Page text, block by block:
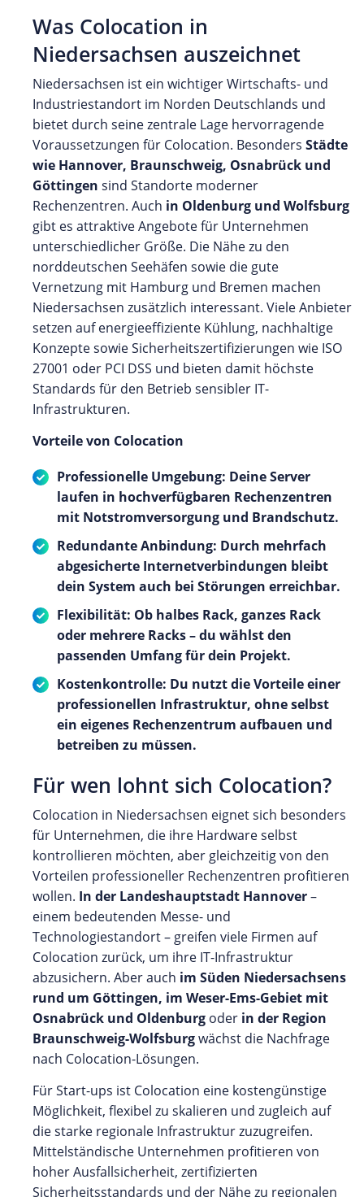
Was Colocation in
Niedersachsen auszeichnet
Niedersachsen ist ein wichtiger Wirtschafts- und
Industriestandort im Norden Deutschlands und
bietet durch seine zentrale Lage hervorragende
Voraussetzungen für Colocation. Besonders Städte
wie Hannover, Braunschweig, Osnabrück und
Göttingen sind Standorte moderner
Rechenzentren. Auch in Oldenburg und Wolfsburg
gibt es attraktive Angebote für Unternehmen
unterschiedlicher Größe. Die Nähe zu den
norddeutschen Seehäfen sowie die gute
Vernetzung mit Hamburg und Bremen machen
Niedersachsen zusätzlich interessant. Viele Anbieter
setzen auf energieeffiziente Kühlung, nachhaltige
Konzepte sowie Sicherheitszertifizierungen wie ISO
27001 oder PCI DSS und bieten damit höchste
Standards für den Betrieb sensibler IT-
Infrastrukturen.
Vorteile von Colocation
Professionelle Umgebung: Deine Server
laufen in hochverfügbaren Rechenzentren
mit Notstromversorgung und Brandschutz.
Redundante Anbindung: Durch mehrfach
abgesicherte Internetverbindungen bleibt
dein System auch bei Störungen erreichbar.
Flexibilität: Ob halbes Rack, ganzes Rack
oder mehrere Racks – du wählst den
passenden Umfang für dein Projekt.
Kostenkontrolle: Du nutzt die Vorteile einer
professionellen Infrastruktur, ohne selbst
ein eigenes Rechenzentrum aufbauen und
betreiben zu müssen.
Für wen lohnt sich Colocation?
Colocation in Niedersachsen eignet sich besonders
für Unternehmen, die ihre Hardware selbst
kontrollieren möchten, aber gleichzeitig von den
Vorteilen professioneller Rechenzentren profitieren
wollen. In der Landeshauptstadt Hannover–
einem bedeutenden Messe- und
Technologiestandort – greifen viele Firmen auf
Colocation zurück, um ihre IT-Infrastruktur
abzusichern. Aber auch im Süden Niedersachsens
rund um Göttingen, im Weser-Ems-Gebiet mit
Osnabrück und Oldenburg oder in der Region
Braunschweig-Wolfsburgwächst die Nachfrage
nach Colocation-Lösungen.
Für Start-ups ist Colocation eine kostengünstige
Möglichkeit, flexibel zu skalieren und zugleich auf
die starke regionale Infrastruktur zuzugreifen.
Mittelständische Unternehmen profitieren von
hoher Ausfallsicherheit, zertifizierten
Sicherheitsstandards und der Nähe zu regionalen